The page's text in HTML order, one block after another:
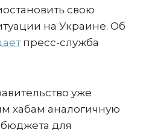
свою
на Украине. Об
пресс-служба
уже
хабам аналогичную
для